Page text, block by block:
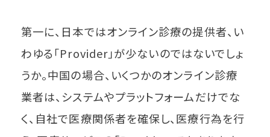
第一に、日本ではオンライン診療の提供者、い
わゆる「Provider」が少ないのではないでしょ
うか。中国の場合、いくつかのオンライン診療
業者は、システムやプラットフォームだけでな
く、自社で医療関係者を確保し、医療行為を行